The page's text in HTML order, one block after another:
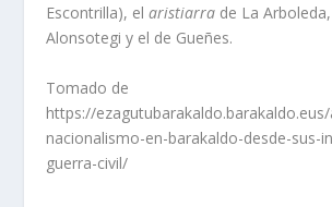
Escontrilla), elaristiarra de La
Alonsotegi y el de Gueñes.
Tomado de
https://
nacionalismo-en-barakaldo-desde-sus-
guerra-civil/